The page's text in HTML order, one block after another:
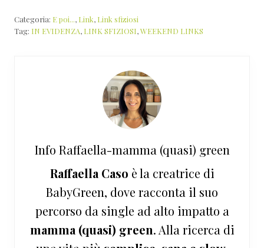
Categoria: E poi..., Link, Link sfiziosi
Tag: IN EVIDENZA, LINK SFIZIOSI,WEEKEND LINKS
Info Raffaella-mamma (quasi) green
Raffaella Caso è la creatrice di
BabyGreen, dove racconta il suo
percorso da single ad alto impatto a
mamma (quasi) green. Alla ricerca di